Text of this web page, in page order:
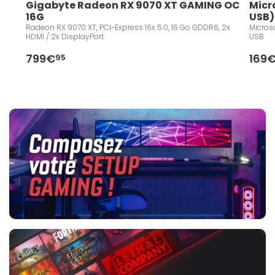
Gigabyte Radeon RX 9070 XT GAMING OC
16G
Radeon RX 9070 XT, PCI-Express 16x 5.0, 16 Go GDDR6, 2x
HDMI / 2x DisplayPort
799€95
USB)
USB